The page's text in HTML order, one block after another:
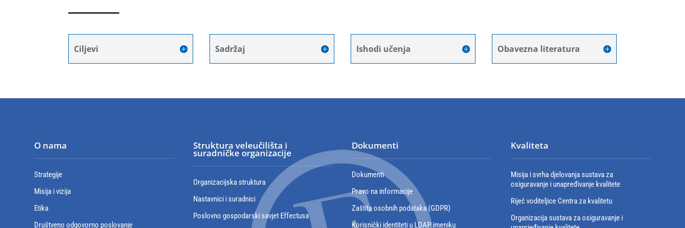
Ciljevi Sadržaj Ishodi učenja Obavezna literatura
O nama
Strategije
Misija i vizija
Etika
Društveno odgovorno poslovanje
Struktura veleučilišta i
suradničke organizacije
Organizacijska struktura
Nastavnici i suradnici
Poslovno gospodarski savjet Effectusa
Dokumenti
Dokumenti
Pravo na informacije
Zaštita osobnih podataka (GDPR)
Korisnički identiteti u LDAP imeniku
Kvaliteta
Misija i svrha djelovanja sustava za
osiguravanje i unapređivanje kvalitete
Riječ voditeljice Centra za kvalitetu
Organizacija sustava za osiguravanje i